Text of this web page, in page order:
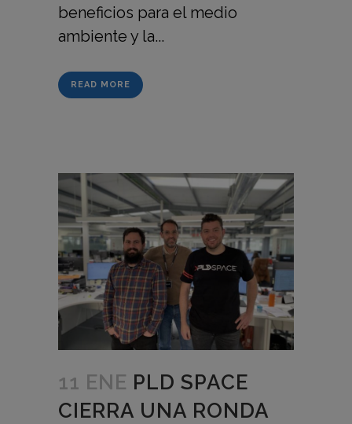
beneficios para el medio
ambiente y la...
READ MORE
11 ENE PLD SPACE
CIERRA UNA RONDA